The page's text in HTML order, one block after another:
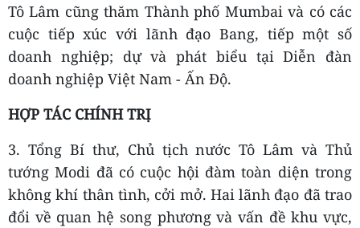
Tô Lâm cũng thăm Thành phố Mumbai và có các
cuộc tiếp xúc với lãnh đạo Bang, tiếp một số
doanh nghiệp; dự và phát biểu tại Diễn đàn
doanh nghiệp Việt Nam - Ấn Độ.
HỢP TÁC CHÍNH TRỊ
3. Tổng Bí thư, Chủ tịch nước Tô Lâm và Thủ
tướng Modi đã có cuộc hội đàm toàn diện trong
không khí thân tình, cởi mở. Hai lãnh đạo đã trao
đổi về quan hệ song phương và vấn đề khu vực,